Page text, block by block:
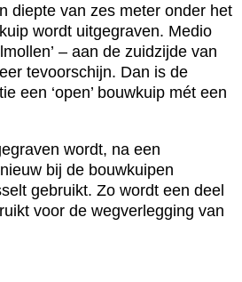
diepte van zes meter onder het
wordt uitgegraven. Medio
– aan de zuidzijde van
tevoorschijn. Dan is de
een ‘open’ bouwkuip mét een
wordt, na een
bij de bouwkuipen
gebruikt. Zo wordt een deel
voor de wegverlegging van